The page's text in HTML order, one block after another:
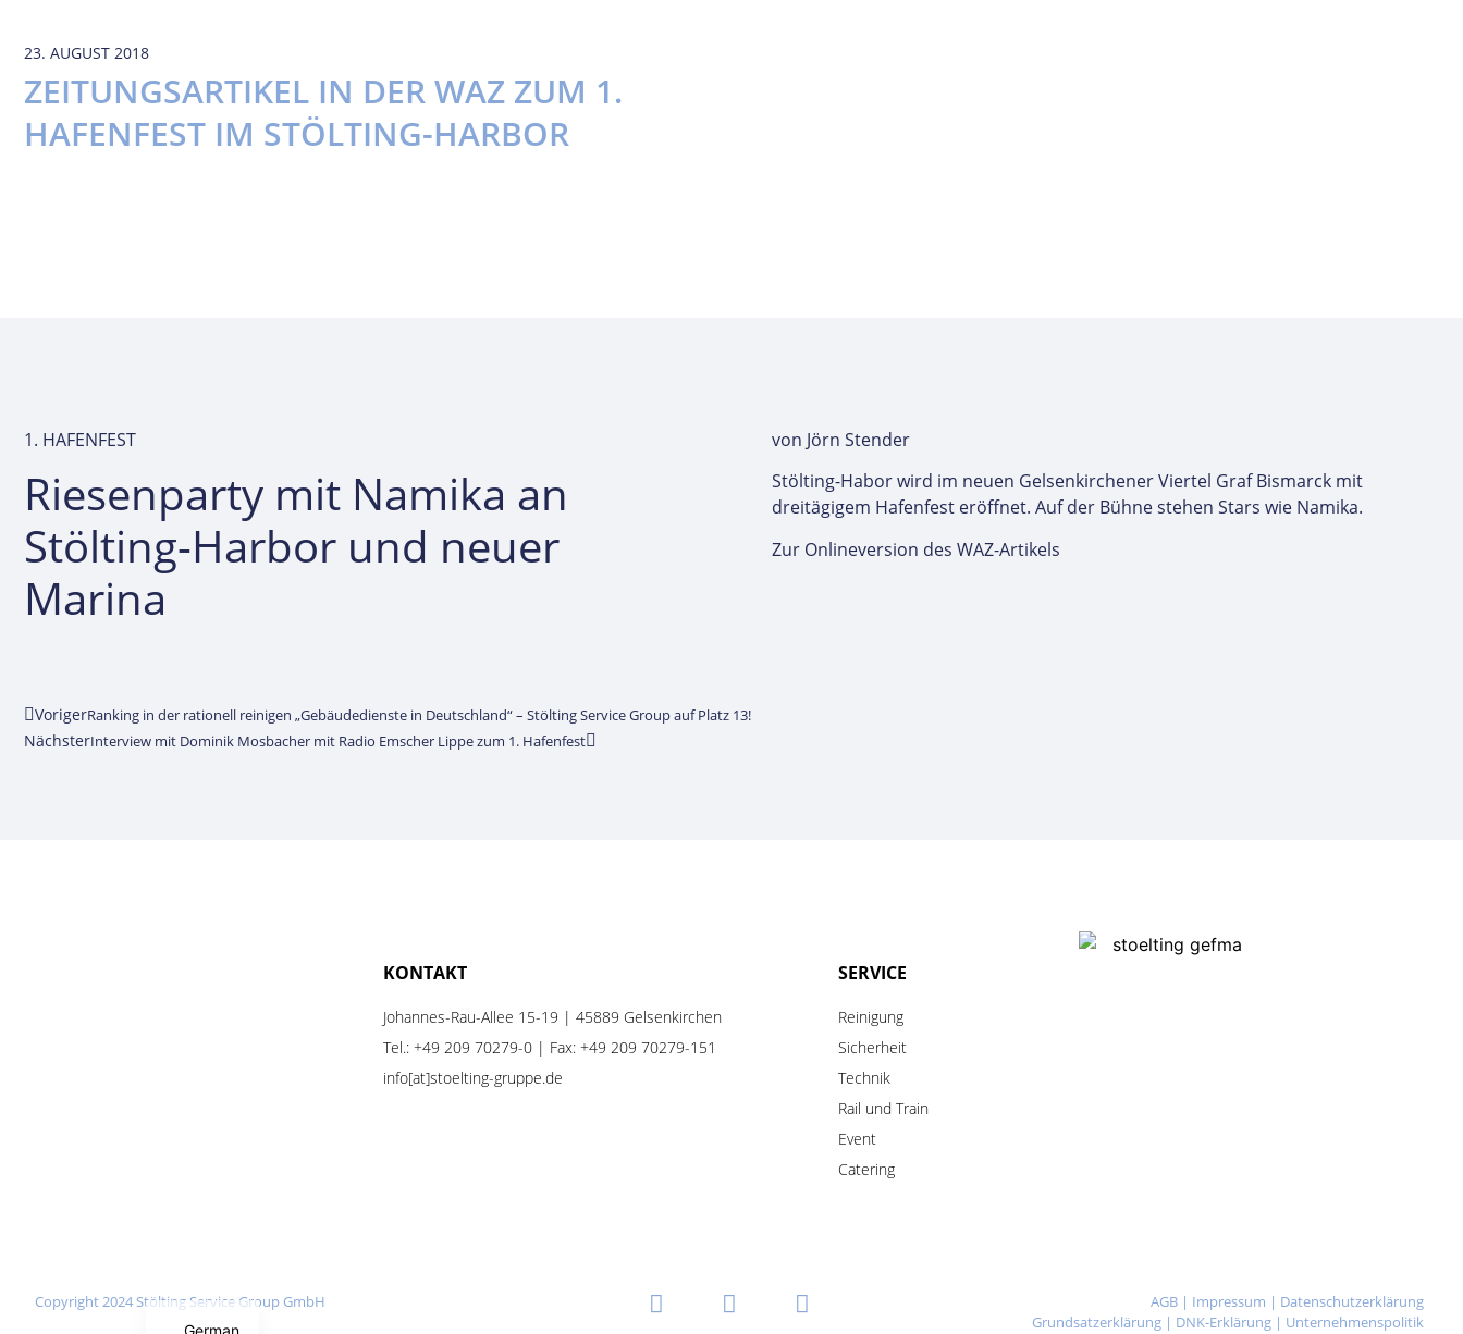
23. AUGUST 2018
ZEITUNGSARTIKEL IN DER WAZ ZUM 1.
HAFENFEST IM STÖLTING-HARBOR
1. HAFENFEST
Riesenparty mit Namika an
Stölting-Harbor und neuer
Marina
von Jörn Stender
Stölting-Habor wird im neuen Gelsenkirchener Viertel Graf Bismarck mit
dreitägigem Hafenfest eröffnet. Auf der Bühne stehen Stars wie Namika.
Zur Onlineversion des WAZ-Artikels
VorigerRanking in der rationell reinigen „Gebäudedienste in Deutschland“ – Stölting Service Group auf Platz 13!
NächsterInterview mit Dominik Mosbacher mit Radio Emscher Lippe zum 1. Hafenfest
KONTAKT
Johannes-Rau-Allee 15-19 | 45889 Gelsenkirchen
Tel.: +49 209 70279-0 | Fax: +49 209 70279-151
info[at]stoelting-gruppe.de
SERVICE
Reinigung
Sicherheit
Technik
Rail und Train
Event
Catering
Copyright 2024 Stölting Service Group GmbH AGB| Impressum | Datenschutzerklärung
Grundsatzerklärung| DNK-Erklärung| Unternehmenspolitik
German
English